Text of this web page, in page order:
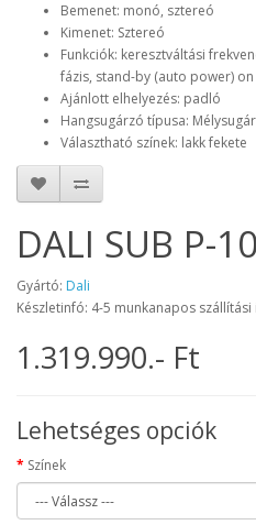
Bemenet: monó, sztereó
Kimenet: Sztereó
Funkciók: keresztváltási
fázis, stand-by (auto power)
Ajánlott elhelyezés: padló
Hangsugárzó típusa:
Választható színek: lakk fekete
DALI SUB P-
Gyártó: Dali
Készletinfó: 4-5 munkanapos szállítási
1.319.990.- Ft
Lehetséges opciók
Színek